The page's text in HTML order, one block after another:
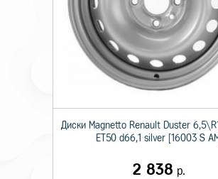
Диски Magnetto Renault Duster
ET50 d66,1 silver [16003 S
2 838 р.